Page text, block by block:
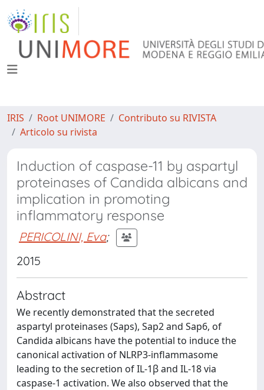
IRIS Root UNIMORE
Contributo su RIVISTA
Articolo su rivista
Induction of caspase-11 by aspartyl
proteinases of Candida albicans and
implication in promoting
inflammatory response
PERICOLINI, Eva;
2015
Abstract
We recently demonstrated that the secreted
aspartyl proteinases (Saps), Sap2 and Sap6, of
Candida albicans have the potential to induce the
canonical activation of NLRP3-inflammasome
leading to the secretion of IL-1β and IL-18 via
caspase-1 activation. We also observed that the